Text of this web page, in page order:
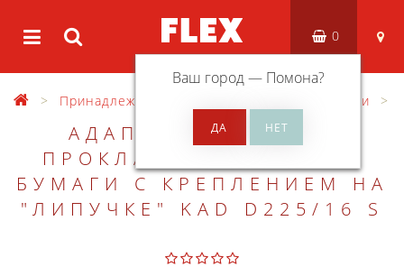
Ваш город — Помона?
0
Принадлежности Разные принадлежности
АДАПТЕР С МЯГКОЙ
ПРОКЛАДКОЙ FLEX ДЛЯ
БУМАГИ С КРЕПЛЕНИЕМ НА
"ЛИПУЧКЕ" KAD D225/16 S